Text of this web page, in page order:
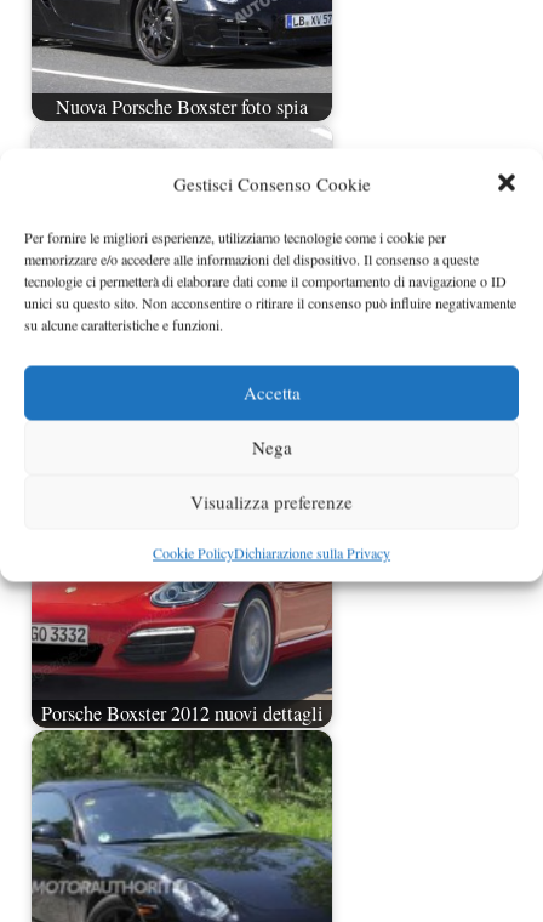
Gestisci Consenso Cookie
Per fornire le migliori esperienze, utilizziamo tecnologie come i cookie per
memorizzare e/o accedere alle informazioni del dispositivo. Il consenso a queste
tecnologie ci permetterà di elaborare dati come il comportamento di navigazione o ID
unici su questo sito. Non acconsentire o ritirare il consenso può influire negativamente
su alcune caratteristiche e funzioni.
Accetta
Nega
Visualizza preferenze
Cookie PolicyDichiarazione sulla Privacy
Nuova Porsche Boxster foto spia
Porsche Boxster nuovo motore tre
Porsche Boxster 2012 nuovi dettagli